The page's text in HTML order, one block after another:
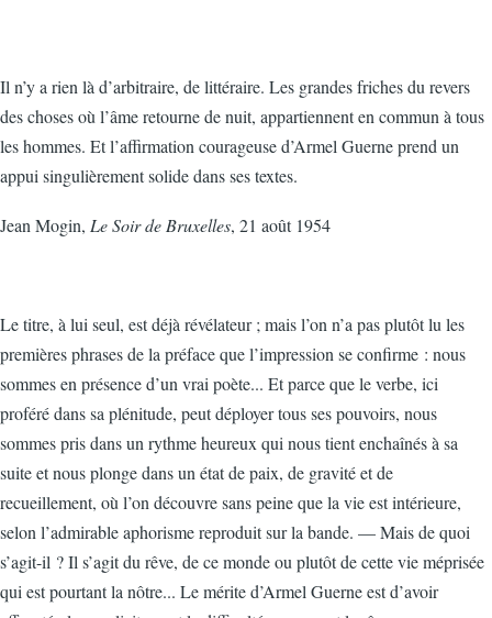
Il n’y a rien là d’arbitraire, de littéraire. Les grandes friches du revers
des choses où l’âme retourne de nuit, appartiennent en commun à tous
les hommes. Et l’affirmation courageuse d’Armel Guerne prend un
appui singulièrement solide dans ses textes.
Jean Mogin, Le Soir de Bruxelles, 21 août 1954
Le titre, à lui seul, est déjà révélateur ; mais l’on n’a pas plutôt lu les
premières phrases de la préface que l’impression se confirme : nous
sommes en présence d’un vrai poète... Et parce que le verbe, ici
proféré dans sa plénitude, peut déployer tous ses pouvoirs, nous
sommes pris dans un rythme heureux qui nous tient enchaînés à sa
suite et nous plonge dans un état de paix, de gravité et de
recueillement, où l’on découvre sans peine que la vie est intérieure,
selon l’admirable aphorisme reproduit sur la bande. — Mais de quoi
s’agit-il ? Il s’agit du rêve, de ce monde ou plutôt de cette vie méprisée
qui est pourtant la nôtre... Le mérite d’Armel Guerne est d’avoir